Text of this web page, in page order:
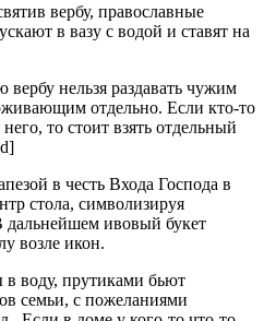
вербу, православные
в вазу с водой и ставят на
нельзя раздавать чужим
отдельно. Если кто-то
то стоит взять отдельный
в честь Входа Господа в
стола, символизируя
ивовый букет
возле икон.
воду, прутиками бьют
семьи, с пожеланиями